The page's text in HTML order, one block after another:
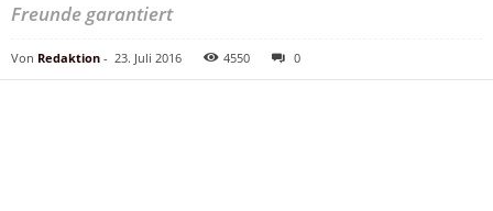
Freunde garantiert
Von Redaktion - 23. Juli 2016 4550 0